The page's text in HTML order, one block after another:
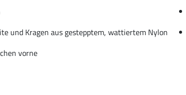
und Kragen aus gestepptem, wattiertem Nylon
vorne